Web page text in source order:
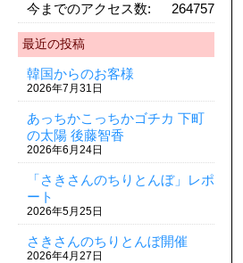
264757
今までのアクセス数:
最近の投稿
韓国からのお客様
2026年7月31日
あっちかこっちかゴチカ 下町
の太陽 後藤智香
2026年6月24日
「さきさんのちりとんぼ」レポ
ート
2026年5月25日
さきさんのちりとんぼ開催
2026年4月27日